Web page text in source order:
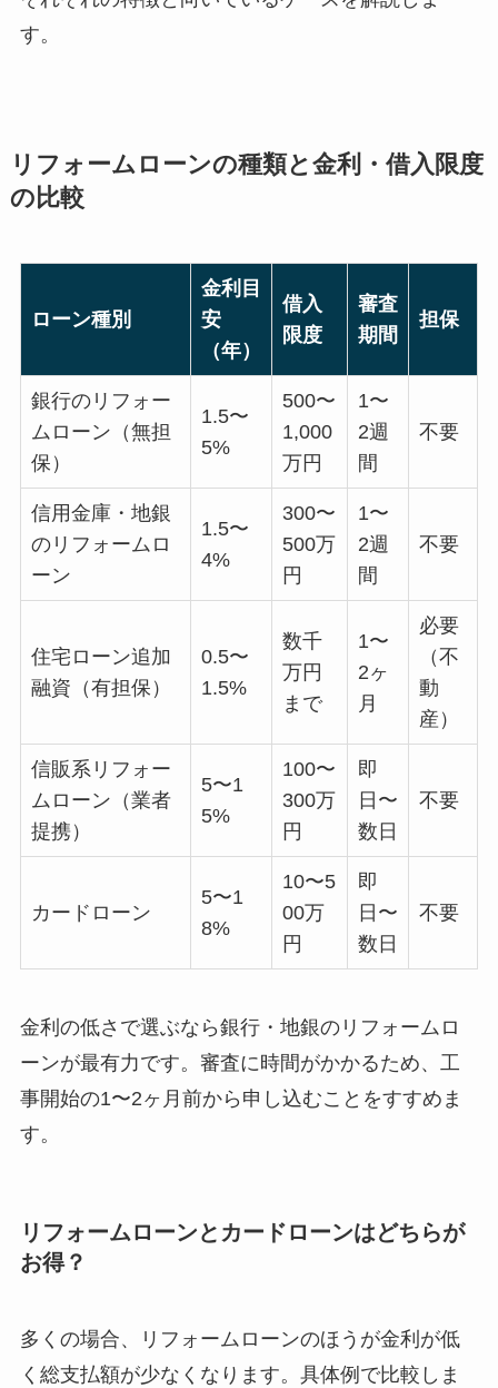
す。
リフォームローンの種類と金利・借入限度
の比較
ローン種別
金利目
安
（年）
借入
限度
審査
期間
担保
銀行のリフォー
ムローン（無担
保）
1.5〜
5%
500〜
1,000
万円
1〜
2週
間
不要
信用金庫・地銀
のリフォームロ
ーン
1.5〜
4%
300〜
500万
円
1〜
2週
間
不要
住宅ローン追加
融資（有担保）
0.5〜
1.5%
数千
万円
まで
1〜
2ヶ
月
必要
（不
動
産）
信販系リフォー
ムローン（業者
提携）
5〜1
5%
100〜
300万
円
即
日〜
数日
不要
カードローン
5〜1
8%
10〜5
00万
円
即
日〜
数日
不要
金利の低さで選ぶなら銀行・地銀のリフォームロ
ーンが最有力です。審査に時間がかかるため、工
事開始の1〜2ヶ月前から申し込むことをすすめま
す。
リフォームローンとカードローンはどちらが
お得？
多くの場合、リフォームローンのほうが金利が低
く総支払額が少なくなります。具体例で比較しま